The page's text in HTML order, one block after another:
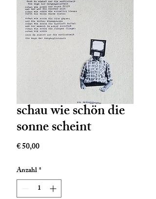
schau wie schön die
sonne scheint
€ 50,00Preis
Anzahl*